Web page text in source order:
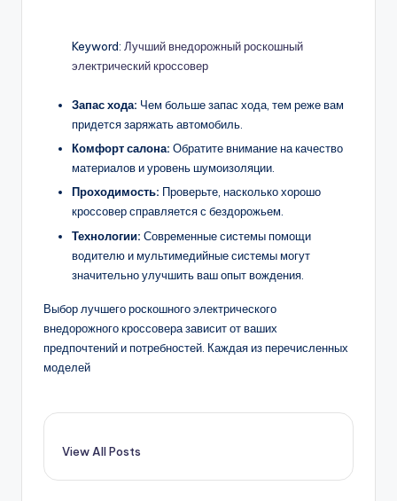
Keyword: Лучший внедорожный роскошный
электрический кроссовер
Запас хода: Чем больше запас хода, тем реже вам
придется заряжать автомобиль.
Комфорт салона: Обратите внимание на качество
материалов и уровень шумоизоляции.
Проходимость: Проверьте, насколько хорошо
кроссовер справляется с бездорожьем.
Технологии: Современные системы помощи
водителю и мультимедийные системы могут
значительно улучшить ваш опыт вождения.
Выбор лучшего роскошного электрического
внедорожного кроссовера зависит от ваших
предпочтений и потребностей. Каждая из перечисленных
моделей
View All Posts